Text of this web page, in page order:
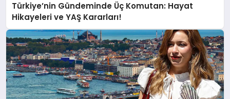
Türkiye’nin Gündeminde Üç Komutan: Hayat
Hikayeleri ve YAŞ Kararları!